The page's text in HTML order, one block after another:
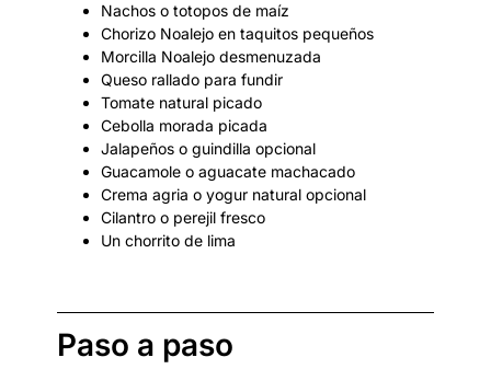
Nachos o totopos de maíz
Chorizo Noalejo en taquitos pequeños
Morcilla Noalejo desmenuzada
Queso rallado para fundir
Tomate natural picado
Cebolla morada picada
Jalapeños o guindilla opcional
Guacamole o aguacate machacado
Crema agria o yogur natural opcional
Cilantro o perejil fresco
Un chorrito de lima
Paso a paso